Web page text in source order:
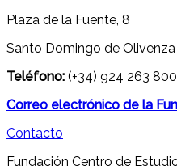
Plaza de la Fuente, 8
Santo Domingo de
Teléfono: (+34) 924 263 800
Correo electrónico de la
Contacto
Fundación Centro de